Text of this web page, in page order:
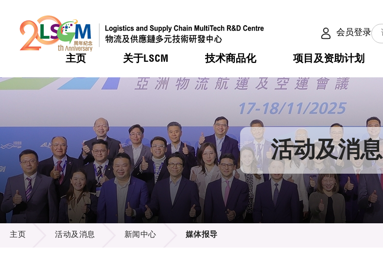
会员登录
主页 关于LSCM
热门 机构简介
组织架构
组织架构
董事局
研究顾问
招标通告
供应商登记
技术商品化
热门 服务
可获授权之技术
应用于公共服务之创新技术
重点项目
项目及资助计划
热门 合作计划
资助计划
资助计划
税务优惠
申请
评审
征求研发项目计划书
项目资料库
热门 活动
奖项
新闻中心
媒体报导
新闻稿
资讯中心
多媒体
热门 会籍及服务
会员列表
会员登入 活动及消息
活动及消息
主页 活动及消息 新闻中心 媒体报导